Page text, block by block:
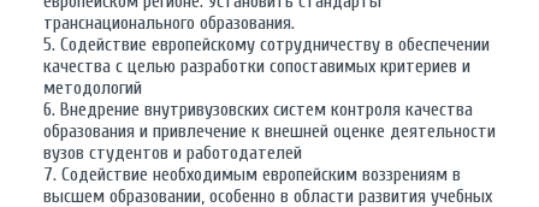
транснационального образования.
5. Содействие европейскому сотрудничеству в обеспечении
качества с целью разработки сопоставимых критериев и
методологий
6. Внедрение внутривузовских систем контроля качества
образования и привлечение к внешней оценке деятельности
вузов студентов и работодателей
7. Содействие необходимым европейским воззрениям в
высшем образовании, особенно в области развития учебных